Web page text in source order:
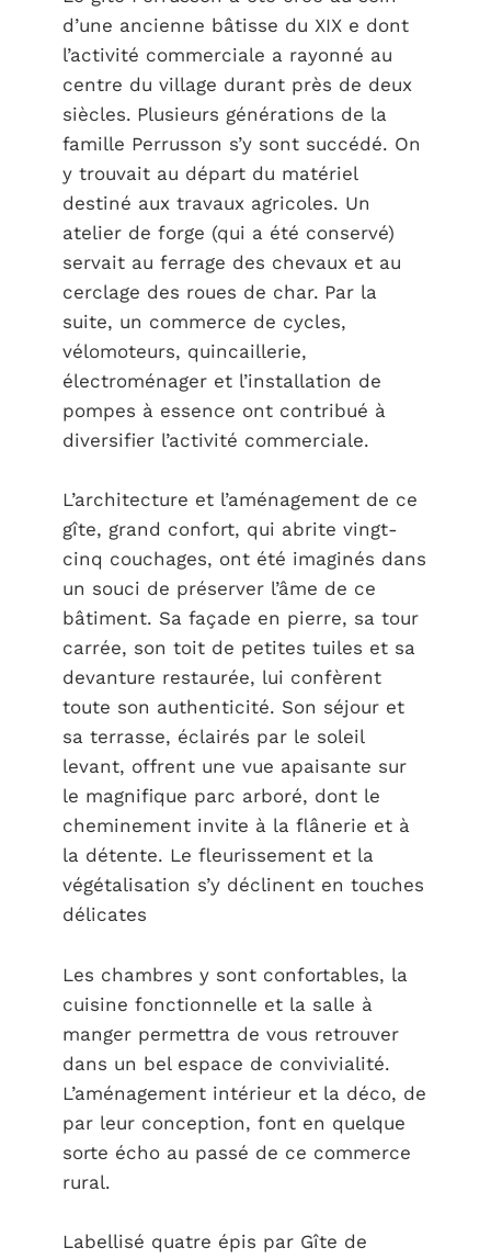
d’une ancienne bâtisse du XIX e dont
l’activité commerciale a rayonné au
centre du village durant près de deux
siècles. Plusieurs générations de la
famille Perrusson s’y sont succédé. On
y trouvait au départ du matériel
destiné aux travaux agricoles. Un
atelier de forge (qui a été conservé)
servait au ferrage des chevaux et au
cerclage des roues de char. Par la
suite, un commerce de cycles,
vélomoteurs, quincaillerie,
électroménager et l’installation de
pompes à essence ont contribué à
diversifier l’activité commerciale.
L’architecture et l’aménagement de ce
gîte, grand confort, qui abrite vingt-
cinq couchages, ont été imaginés dans
un souci de préserver l’âme de ce
bâtiment. Sa façade en pierre, sa tour
carrée, son toit de petites tuiles et sa
devanture restaurée, lui confèrent
toute son authenticité. Son séjour et
sa terrasse, éclairés par le soleil
levant, offrent une vue apaisante sur
le magnifique parc arboré, dont le
cheminement invite à la flânerie et à
la détente. Le fleurissement et la
végétalisation s’y déclinent en touches
délicates
Les chambres y sont confortables, la
cuisine fonctionnelle et la salle à
manger permettra de vous retrouver
dans un bel espace de convivialité.
L’aménagement intérieur et la déco, de
par leur conception, font en quelque
sorte écho au passé de ce commerce
rural.
Labellisé quatre épis par Gîte de